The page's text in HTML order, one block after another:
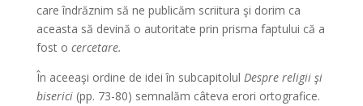
care îndrăznim să ne publicăm scriitura şi dorim ca
aceasta să devină o autoritate prin prisma faptului că a
fost o cercetare.
În aceeaşi ordine de idei în subcapitolul Despre religii şi
biserici (pp. 73-80) semnalăm câteva erori ortografice.